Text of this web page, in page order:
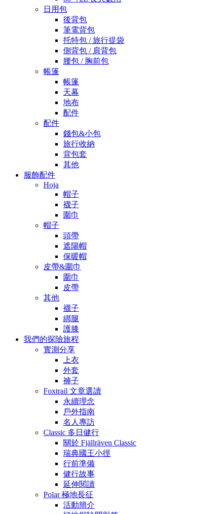
日用包
後背包
筆電背包
托特包 / 旅行提袋
側背包 / 肩背包
腰包 / 胸前包
帳篷
帳篷
天幕
地布
配件
配件
錢包&小包
旅行收納
背包套
其他
服飾配件
Hoja
帽子
襪子
圍巾
帽子
頭帶
遮陽帽
保暖帽
皮帶&圍巾
圍巾
皮帶
其他
襪子
綁腿
護膝
我們的探險旅程
實測分享
上衣
外套
褲子
Foxtrail 文章選讀
永續理念
戶外指南
名人專訪
Classic 多日健行
關於 Fjällräven Classic
瑞典國王小徑
行前準備
健行故事
延伸閱讀
Polar 極地長征
活動簡介